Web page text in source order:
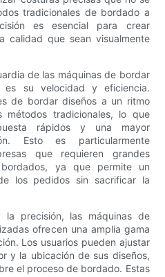
tradicionales de bordado a
es esencial para crear
calidad que sean visualmente
de las máquinas de bordar
es su velocidad y eficiencia.
de bordar diseños a un ritmo
métodos tradicionales, lo que
rápidos y una mayor
Esto es particularmente
que requieren grandes
ya que permite un
los pedidos sin sacrificar la
precisión, las máquinas de
ofrecen una amplia gama
Los usuarios pueden ajustar
y la ubicación de sus diseños,
el proceso de bordado. Estas